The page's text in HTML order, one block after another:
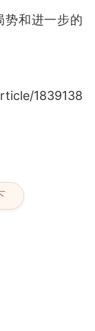
势和进一步的
1839138